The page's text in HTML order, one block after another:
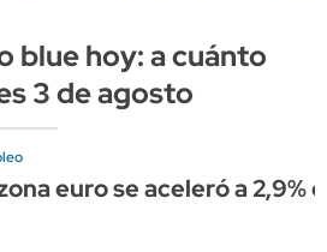
blue hoy: a cuánto
3 de agosto
euro se aceleró a